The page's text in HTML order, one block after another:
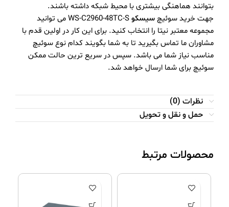
بتوانند هماهنگی بیشتری با محیط شبکه داشته باشند.
جهت خرید سوئیچسیسکو
WS-C2960-48TC-S می توانید
مجموعه معتبر نیتا را انتخاب کنید. برای این کار در اولین قدم با
مشاوران ما تماس بگیرید تا به شما بگویند کدام نوع سوئیچ
مناسب نیاز شما می باشد. سپس در سریع ترین حالت ممکن
سوئیچ برای شما ارسال خواهد شد.
نظرات (0)
حمل و نقل و تحویل
محصولات مرتبط